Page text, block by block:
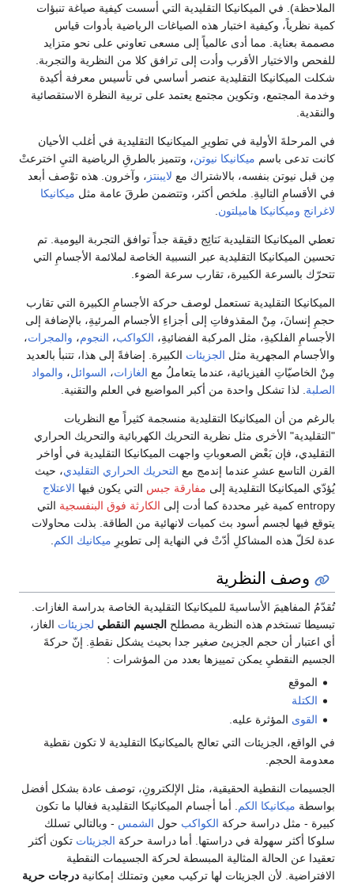
الملاحظة). في الميكانيكا التقليدية التي أسست كيفية صياغة تنبؤات
كمية نظرياً، وكيفية اختبار هذه الصياغات الرياضية بأدوات قياس
مصممة بعناية. مما أدى عالمياً إلى مسعى تعاوني على نحو متزايد
للفحص والاختيار الأقرب وأدت إلى ترافق كلا من النظرية والتجربة.
شكلت الميكانيكا التقليدية عنصر أساسي في تأسيس معرفة أكيدة
وخدمة المجتمع، وتكوين مجتمع يعتمد على تربية النظرة الاستقصائية
والنقدية.
في المرحلةَ الأولية في تطويرِ الميكانيكا التقليدية في أغلب الأحيان
كانت تدعى باسم ميكانيكا نيوتن، وتتميز بالطرقِ الرياضية التيِ اخترعتْ
مِن قبل نيوتن بنفسه، بالاشتراك مع لايبنتز ، وآخرون. هذه توْصف أبعد
في الأقسامِ التاليةِ. ملخص أكثر، وتتضمن طرقَ عامة مثل ميكانيكا
لاغرانج وميكانيكا هاميلتون
تعطي الميكانيكا التقليدية نَتائِج دقيقة جداً توافق التجربة اليومية. تم
تحسين الميكانيكا التقليدية عبر النسبية الخاصة لملائمة الأجسامِ التي
تتحرّك بالسرعة الكبيرة، تقارب سرعة الضوء.
الميكانيكا التقليدية تستعمل لوصف حركة الأجسامِ الكبيرة التي تقارب
حجمِ إنسانَ، مِنْ المقذوفاتِ إلى أجزاءِ الأجسام المرئيةِ، بالإضافة إلى
الأجسامِ الفلكيةِ، مثل المركبة الفضائيةِ، الكواكب، النجوم، والمجرات،
والأجسام المجهرية مثل الجزيئات الكبيرة. إضافةً إلى هذا، تتنبأ بالعديد
مِنْ الخاصيّاتِ الفيزيائية، عندما يتعاملُ مع الغازات، السوائل، والمواد
الصلبة . لذا تشكل واحدة من أكبر المواضيع في العلم والتقنية.
بالرغم من أن الميكانيكا التقليدية منسجمة كثيراً مع النظريات
"التقليدية" الأخرى مثل نظرية التحريك الكهربائية والتحريك الحراري
التقليدي، فإن بَعْض الصعوباتِ واجهت الميكانيكا التقليدية في أواخر
القرن التاسع عشرِ عندما إندمج مع التحريك الحراري التقليدي، حيث
يُؤدّي الميكانيكا التقليدية إلى مفارقة جبس التي يكون فيها الاعتلاج
entropy كمية غير محددة كما أدت إلى
الكارثة فوق البنفسجية التي
يتوقع فيها لجسم أسود بث كميات لانهائية من الطاقة. بذلت محاولات
عدة لحَلّ هذه المشاكلِ أدّتْ في النهاية إلى تطويرِ ميكانيك الكم
وصف النظرية
تُقدّمُ المفاهيمَ الأساسيةَ للميكانيكا التقليدية الخاصة بدراسة الغازات.
تبسيطا تستخدم هذه النظرية مصطلح الجسيم النقطي لجزيئات الغاز،
أي اعتبار أن حجم الجزيئ صغير جدا بحيث يشكل نقطةِ. إنّ حركةَ
الجسيم النقطيِ يمكن تمييزها بعدد من المؤشرات :
الموقع
الكتلة
القوى المؤثرة عليه.
في الواقع، الجزيئات التي تعالج بالميكانيكا التقليدية لا تكون نقطية
معدومة الحجم.
الجسيمات النقطية الحقيقية، مثل الإلكترونِ، توصف عادة بشكل أفضل
بواسطة ميكانيكا الكم
. أما أجسام الميكانيكا التقليدية فغالبا ما تكون
كبيرة - مثل دراسة حركة الكواكب حول الشمس - وبالتالي تسلك
سلوكا أكثر سهولة في دراستها. أما دراسة حركة الجزيئات تكون أكثر
تعقيدا عن الحالة المثالية المبسطة لحركة الجسيمات النقطية
الافتراضية. لأن الجزيئات لها تركيب معين وتمتلك إمكانية درجات حرية